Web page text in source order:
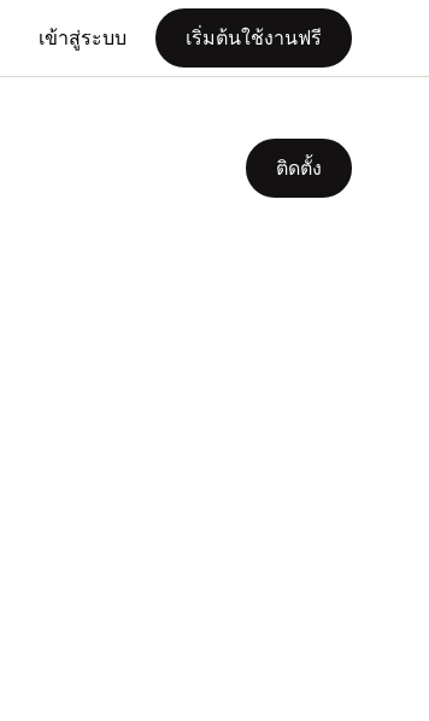
เข้าสู่ระบบ เริ่มต้นใช้งานฟรี
ติดตั้ง